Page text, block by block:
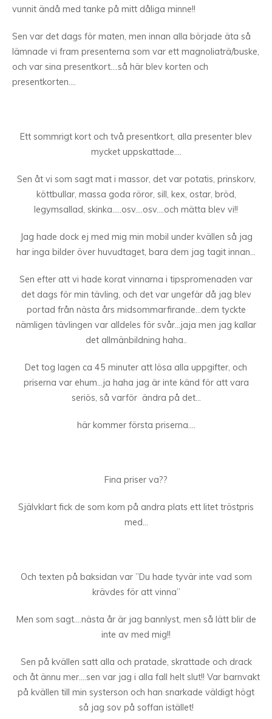
vunnit ändå med tanke på mitt dåliga minne!!
Sen var det dags för maten, men innan alla började äta så
lämnade vi fram presenterna som var ett magnoliaträ/buske,
och var sina presentkort….så här blev korten och
presentkorten….
Ett sommrigt kort och två presentkort, alla presenter blev
mycket uppskattade….
Sen åt vi som sagt mat i massor, det var potatis, prinskorv,
köttbullar, massa goda röror, sill, kex, ostar, bröd,
legymsallad, skinka…..osv….osv….och mätta blev vi!!
Jag hade dock ej med mig min mobil under kvällen så jag
har inga bilder över huvudtaget, bara dem jag tagit innan…
Sen efter att vi hade korat vinnarna i tipspromenaden var
det dags för min tävling, och det var ungefär då jag blev
portad från nästa års midsommarfirande…dem tyckte
nämligen tävlingen var alldeles för svår…jaja men jag kallar
det allmänbildning haha..
Det tog lagen ca 45 minuter att lösa alla uppgifter, och
priserna var ehum…ja haha jag är inte känd för att vara
seriös, så varför ändra på det…
här kommer första priserna….
Fina priser va??
Självklart fick de som kom på andra plats ett litet tröstpris
med…
Och texten på baksidan var ”Du hade tyvär inte vad som
krävdes för att vinna”
Men som sagt….nästa år är jag bannlyst, men så lätt blir de
inte av med mig!!
Sen på kvällen satt alla och pratade, skrattade och drack
och åt ännu mer….sen var jag i alla fall helt slut!! Var barnvakt
på kvällen till min systerson och han snarkade väldigt högt
så jag sov på soffan istället!